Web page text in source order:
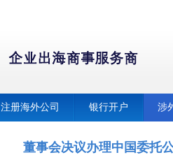
注册海外公司 银行开户 涉
董事会决议办理中国委托